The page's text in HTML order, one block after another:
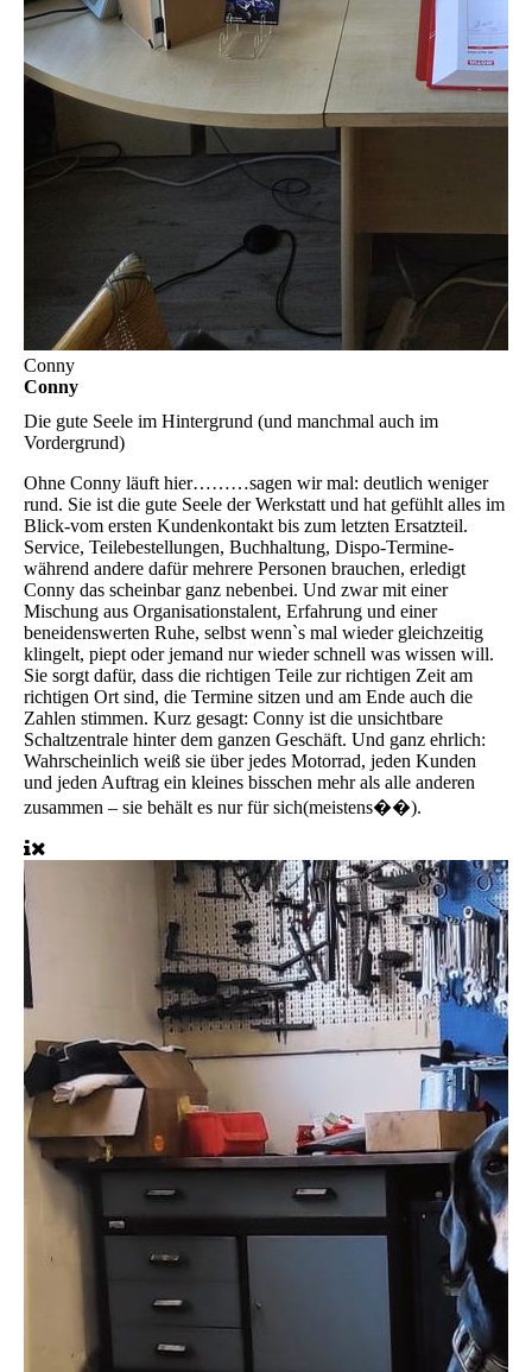
Conny
Conny
Die gute Seele im Hintergrund (und manchmal auch im
Vordergrund)
Ohne Conny läuft hier………sagen wir mal: deutlich weniger
rund. Sie ist die gute Seele der Werkstatt und hat gefühlt alles im
Blick-vom ersten Kundenkontakt bis zum letzten Ersatzteil.
Service, Teilebestellungen, Buchhaltung, Dispo-Termine-
während andere dafür mehrere Personen brauchen, erledigt
Conny das scheinbar ganz nebenbei. Und zwar mit einer
Mischung aus Organisationstalent, Erfahrung und einer
beneidenswerten Ruhe, selbst wenn`s mal wieder gleichzeitig
klingelt, piept oder jemand nur wieder schnell was wissen will.
Sie sorgt dafür, dass die richtigen Teile zur richtigen Zeit am
richtigen Ort sind, die Termine sitzen und am Ende auch die
Zahlen stimmen. Kurz gesagt: Conny ist die unsichtbare
Schaltzentrale hinter dem ganzen Geschäft. Und ganz ehrlich:
Wahrscheinlich weiß sie über jedes Motorrad, jeden Kunden
und jeden Auftrag ein kleines bisschen mehr als alle anderen
zusammen – sie behält es nur für sich(meistens��).